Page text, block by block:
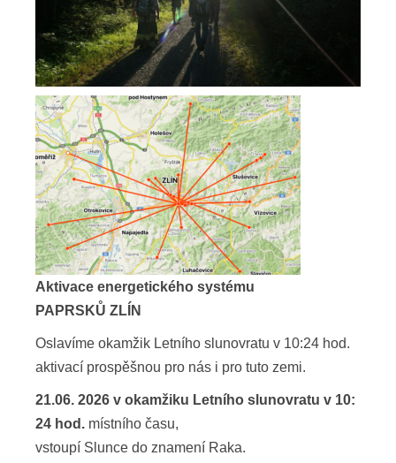
Aktivace energetického systému
PAPRSKŮ ZLÍN
Oslavíme okamžik Letního slunovratu v 10:24 hod.
aktivací prospěšnou pro nás i pro tuto zemi.
21.06. 2026 v okamžiku Letního slunovratu v 10:
24 hod. místního času,
vstoupí Slunce do znamení Raka.